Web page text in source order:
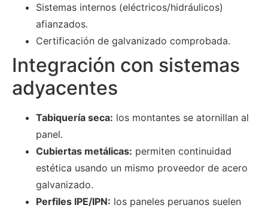
Sistemas internos (eléctricos/hidráulicos)
afianzados.
Certificación de galvanizado comprobada.
Integración con sistemas
adyacentes
Tabiquería seca: los montantes se atornillan al
panel.
Cubiertas metálicas: permiten continuidad
estética usando un mismo proveedor de acero
galvanizado.
Perfiles IPE/IPN: los paneles peruanos suelen